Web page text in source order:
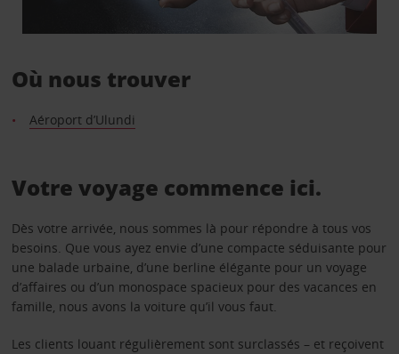
Où nous trouver
Aéroport d’Ulundi
Votre voyage commence ici.
Dès votre arrivée, nous sommes là pour répondre à tous vos
besoins. Que vous ayez envie d’une compacte séduisante pour
une balade urbaine, d’une berline élégante pour un voyage
d’affaires ou d’un monospace spacieux pour des vacances en
famille, nous avons la voiture qu’il vous faut.
Les clients louant régulièrement sont surclassés – et reçoivent